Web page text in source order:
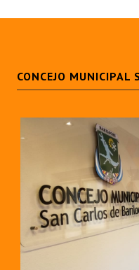
CONCEJO MUNICIPAL